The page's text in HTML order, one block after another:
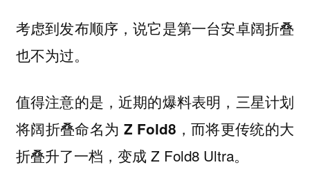
考虑到发布顺序，说它是第一台安卓阔折叠
也不为过。
值得注意的是，近期的爆料表明，三星计划
将阔折叠命名为 Z Fold8 ，而将更传统的大
折叠升了一档，变成 Z Fold8 Ultra。